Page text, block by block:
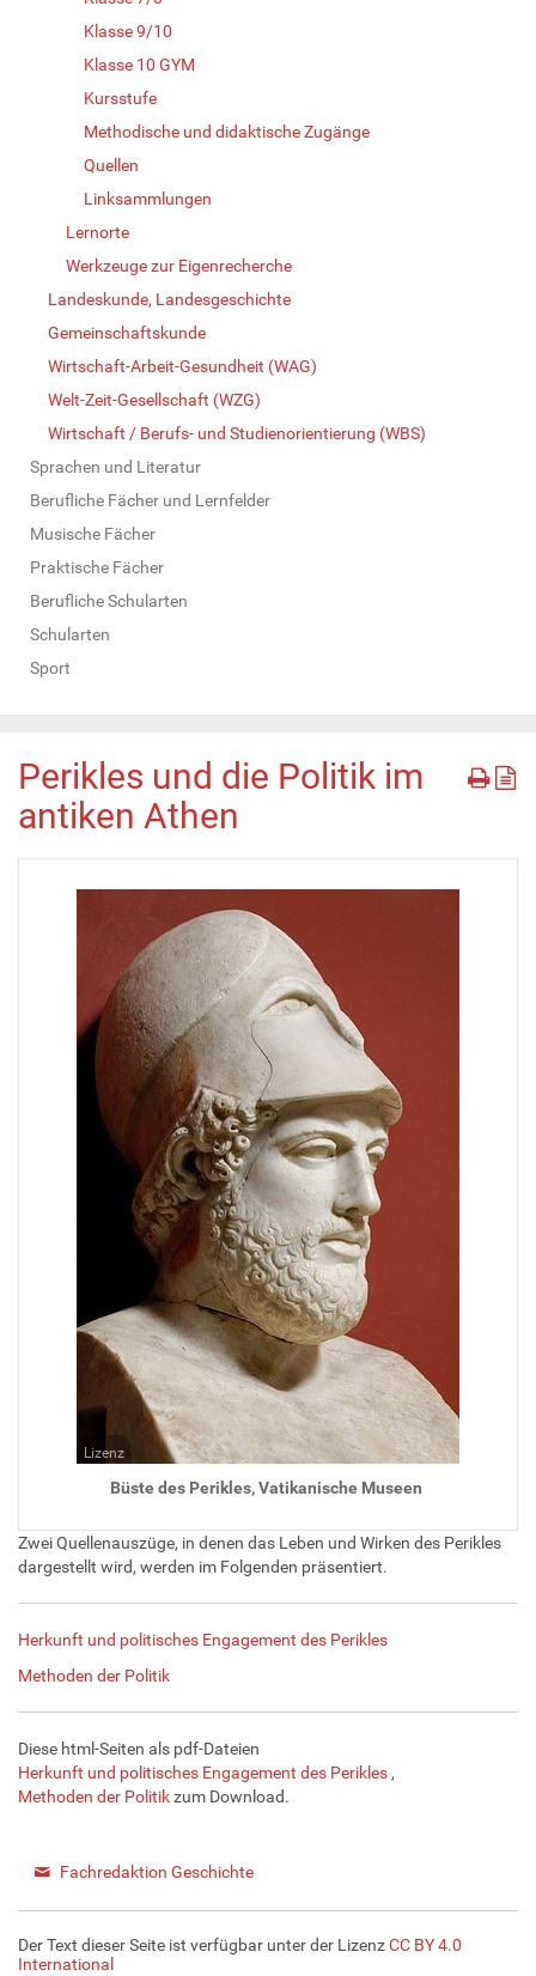
Klasse 9/10
Klasse 10 GYM
Kursstufe
Methodische und didaktische Zugänge
Quellen
Linksammlungen
Lernorte
Werkzeuge zur Eigenrecherche
Landeskunde, Landesgeschichte
Gemeinschaftskunde
Wirtschaft-Arbeit-Gesundheit (WAG)
Welt-Zeit-Gesellschaft (WZG)
Wirtschaft / Berufs- und Studienorientierung (WBS)
Sprachen und Literatur
Berufliche Fächer und Lernfelder
Musische Fächer
Praktische Fächer
Berufliche Schularten
Schularten
Sport
Perikles und die Politik im
antiken Athen
Lizenz
Büste des Perikles, Vatikanische Museen
Zwei Quellenauszüge, in denen das Leben und Wirken des Perikles
dargestellt wird, werden im Folgenden präsentiert.
Herkunft und politisches Engagement des Perikles
Methoden der Politik
Diese html-Seiten als pdf-Dateien
Herkunft und politisches Engagement des Perikles ,
Methoden der Politikzum Download.
Fachredaktion Geschichte
Der Text dieser Seite ist verfügbar unter der LizenzCC BY 4.0
International